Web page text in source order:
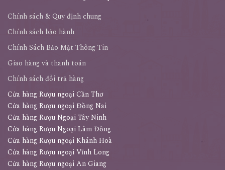
Chính sách & Quy định chung
Chính sách bảo hành
Chính Sách Bảo Mật Thông Tin
Giao hàng và thanh toán
Chính sách đổi trả hàng
Cửa hàng Rượu ngoại Cần Thơ
Cửa hàng Rượu ngoại Đồng Nai
Cửa hàng Rượu Ngoại Tây Ninh
Cửa hàng Rượu Ngoại Lâm Đồng
Cửa hàng Rượu ngoại Khánh Hoà
Cửa hàng Rượu ngoại Vĩnh Long
Cửa hàng Rượu ngoại An Giang